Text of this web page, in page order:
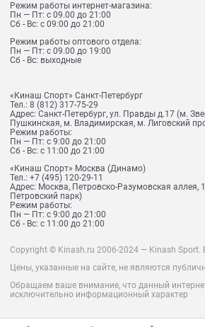
Режим работы интернет-магазина:
Пн — Пт: с 09.00 до 21:00
Сб - Вс: с 09:00 до 21:00
Режим работы оптового отдела:
Пн — Пт: с 09.00 до 19:00
Сб - Вс: выходные
«Кинаш Спорт» Санкт-Петербург
Тел.: 8 (812) 317-75-29
Адрес: Санкт-Петербург, ул. Правды д.17 (м.
Пушкинская, м. Владимирская, м. Лиговский
Режим работы:
Пн — Пт: с 9:00 до 21:00
Сб - Вс: с 11:00 до 21:00
«Кинаш Спорт» Москва (Динамо)
Тел.: +7 (495) 120-29-11
Адрес: Москва, Петровско-Разумовская аллея,
Петровский парк)
Режим работы:
Пн — Пт: с 9:00 до 21:00
Сб - Вс: с 11:00 до 21:00
Copyright © Kinash.ru 2006-2024 — Kinash
Цены, указанные на сайте, не являются
Обращаем ваше внимание, что данный
исключительно информационный характер